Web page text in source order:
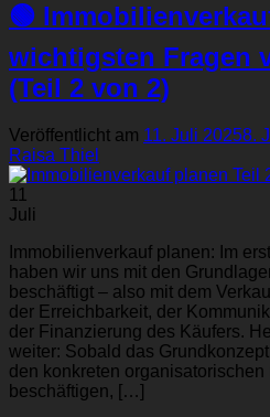
🟢
wichtigsten Fragen
(Teil 2 von 2)
Veröffentlicht am 11. Juli 20258.
Raisa Thiel
11
Juli
Immobilienverkauf planen: Im
haben wir uns mit den
beschäftigt – also mit dem
der Erreichbarkeit, der
der Finanzierung des Käufers.
weiter: Sobald das
den konkreten
beschäftigen, […]